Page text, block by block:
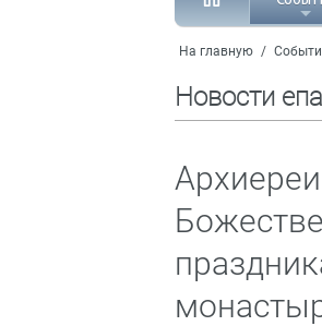
На главную /
Новости